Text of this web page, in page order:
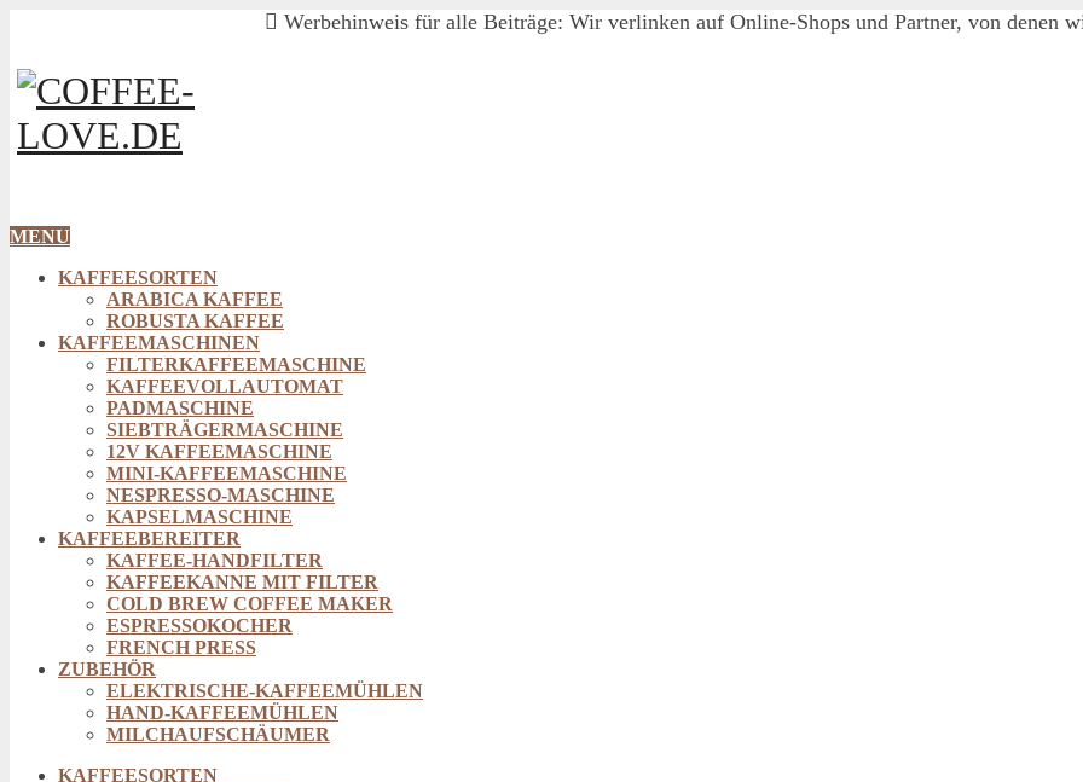
Werbehinweis für alle Beiträge: Wir verlinken auf Online-Shops und Partner, von denen
MENU
KAFFEESORTEN
ARABICA KAFFEE
ROBUSTA KAFFEE
KAFFEEMASCHINEN
FILTERKAFFEEMASCHINE
KAFFEEVOLLAUTOMAT
PADMASCHINE
SIEBTRÄGERMASCHINE
12V KAFFEEMASCHINE
MINI-KAFFEEMASCHINE
NESPRESSO-MASCHINE
KAPSELMASCHINE
KAFFEEBEREITER
KAFFEE-HANDFILTER
KAFFEEKANNE MIT FILTER
COLD BREW COFFEE MAKER
ESPRESSOKOCHER
FRENCH PRESS
ZUBEHÖR
ELEKTRISCHE-KAFFEEMÜHLEN
HAND-KAFFEEMÜHLEN
MILCHAUFSCHÄUMER
KAFFEESORTEN